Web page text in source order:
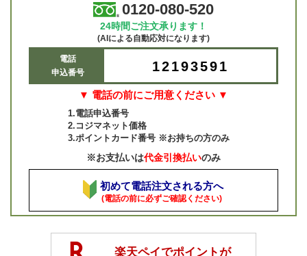
0120-080-520
24時間ご注文承ります！
(AIによる自動応対になります)
電話
申込番号
12193591
▼ 電話の前にご用意ください ▼
1.電話申込番号
2.コジマネット価格
3.ポイントカード番号 ※お持ちの方のみ
※お支払いは代金引換払いのみ
初めて電話注文される方へ
(電話の前に必ずご確認ください)